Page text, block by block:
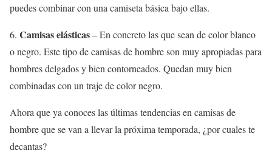
puedes combinar con una camiseta básica bajo ellas.
6. Camisas elásticas– En concreto las que sean de color blanco
o negro. Este tipo de camisas de hombre son muy apropiadas para
hombres delgados y bien contorneados. Quedan muy bien
combinadas con un traje de color negro.
Ahora que ya conoces las últimas tendencias en camisas de
hombre que se van a llevar la próxima temporada, ¿por cuales te
decantas?